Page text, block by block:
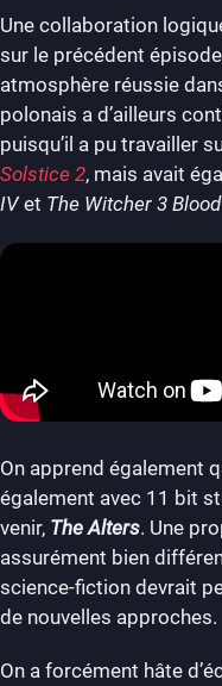
Une collaboration
sur le précédent
atmosphère réussie
polonais a d’ailleurs
puisqu’il a pu travailler
Solstice 2, mais avait
IVet The Witcher 3 Blood
On apprend également
également avec 11 bit
venir, The Alters. Une
assurément bien
science-fiction devrait
de nouvelles approches.
On a forcément hâte